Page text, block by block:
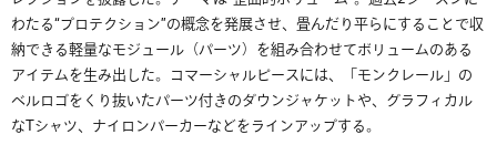
わたる“プロテクション”の概念を発展させ、畳んだり平らにすることで収
納できる軽量なモジュール（パーツ）を組み合わせてボリュームのある
アイテムを生み出した。コマーシャルピースには、「モンクレール」の
ベルロゴをくり抜いたパーツ付きのダウンジャケットや、グラフィカル
なTシャツ、ナイロンパーカーなどをラインアップする。